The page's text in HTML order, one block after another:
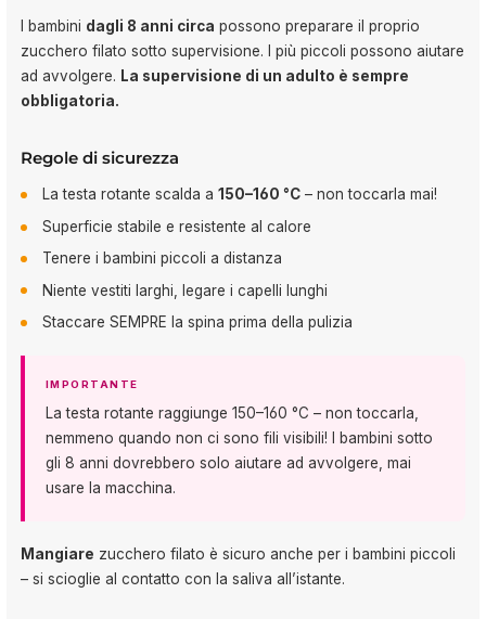
I bambini dagli 8 anni circa possono preparare il proprio
zucchero filato sotto supervisione. I più piccoli possono aiutare
ad avvolgere. La supervisione di un adulto è sempre
obbligatoria.
Regole di sicurezza
La testa rotante scalda a 150–160 °C– non toccarla mai!
Superficie stabile e resistente al calore
Tenere i bambini piccoli a distanza
Niente vestiti larghi, legare i capelli lunghi
Staccare SEMPRE la spina prima della pulizia
IMPORTANTE
La testa rotante raggiunge 150–160 °C – non toccarla,
nemmeno quando non ci sono fili visibili! I bambini sotto
gli 8 anni dovrebbero solo aiutare ad avvolgere, mai
usare la macchina.
Mangiare zucchero filato è sicuro anche per i bambini piccoli
– si scioglie al contatto con la saliva all’istante.